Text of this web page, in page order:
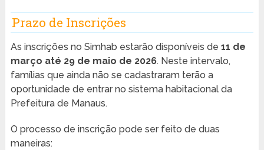
Prazo de Inscrições
As inscrições no Simhab estarão disponíveis de 11 de
março até 29 de maio de 2026. Neste intervalo,
famílias que ainda não se cadastraram terão a
oportunidade de entrar no sistema habitacional da
Prefeitura de Manaus.
O processo de inscrição pode ser feito de duas
maneiras: